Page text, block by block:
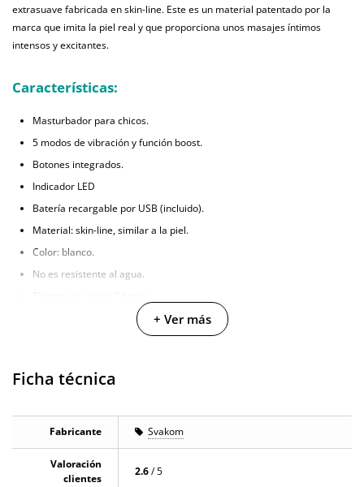
extrasuave fabricada en skin-line. Este es un material patentado por la
marca que imita la piel real y que proporciona unos masajes íntimos
intensos y excitantes.
Características:
Masturbador para chicos.
5 modos de vibración y función boost.
Botones integrados.
Indicador LED
Batería recargable por USB (incluido).
Material: skin-line, similar a la piel.
Color: blanco.
No es resistente al agua.
Tiempo de uso: 2,5 horas.
+ Ver más
Ficha técnica
Fabricante Svakom
Valoración
clientes
2.6/ 5